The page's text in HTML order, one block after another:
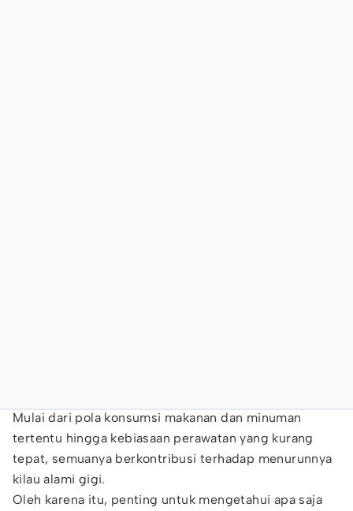
Mulai dari pola konsumsi makanan dan minuman
tertentu hingga kebiasaan perawatan yang kurang
tepat, semuanya berkontribusi terhadap menurunnya
kilau alami gigi.
Oleh karena itu, penting untuk mengetahui apa saja